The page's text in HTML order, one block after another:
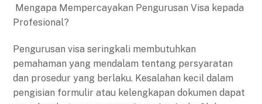
Mengapa Mempercayakan Pengurusan Visa kepada
Profesional?
Pengurusan visa seringkali membutuhkan
pemahaman yang mendalam tentang persyaratan
dan prosedur yang berlaku. Kesalahan kecil dalam
pengisian formulir atau kelengkapan dokumen dapat